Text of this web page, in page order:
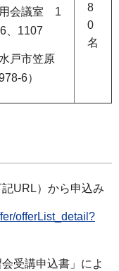
会議室 1
、1107
水戸市笠原
6）
8
0
名
URL）から申込み
offerList_detail?
受講申込書」によ